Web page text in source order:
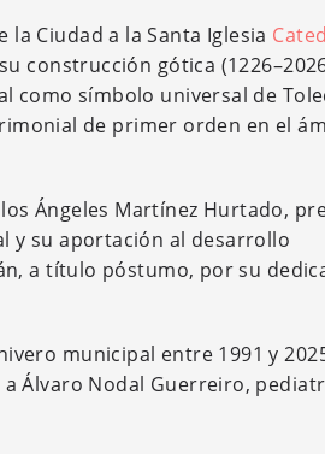
Ciudad a la Santa Iglesia
construcción gótica
como símbolo universal de
de primer orden en el
Ángeles Martínez Hurtado,
y su aportación al desarrollo
a título póstumo, por su
municipal entre 1991 y
Álvaro Nodal Guerreiro,